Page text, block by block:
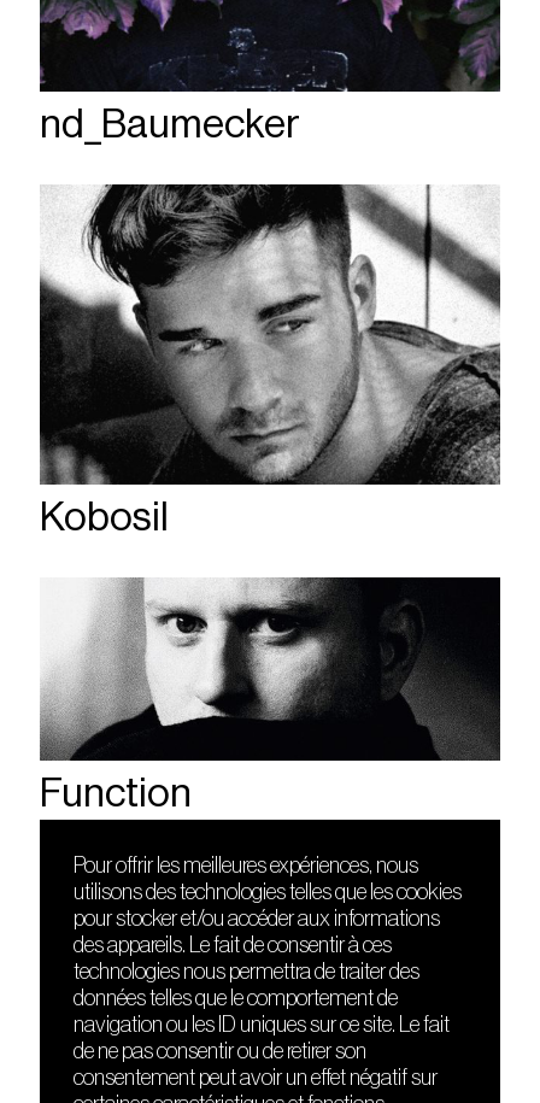
nd_Baumecker
Kobosil
Function
DÉCOUVRIR
Le lieu
Contact
Presse
Cours de DJing
TMLAB
FRIENDS
Nuits sonores
HEAT
Hôtel71
La Gaîté Lyrique
Pour offrir les meilleures expériences, nous
utilisons des technologies telles que les cookies
pour stocker et/ou accéder aux informations
des appareils. Le fait de consentir à ces
technologies nous permettra de traiter des
données telles que le comportement de
navigation ou les ID uniques sur ce site. Le fait
de ne pas consentir ou de retirer son
consentement peut avoir un effet négatif sur